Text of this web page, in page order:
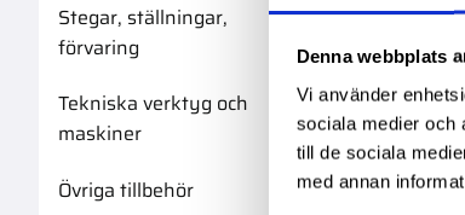
Denna webbplats
Vi använder
sociala medier och
till de sociala
med annan
Stegar, ställningar,
förvaring
Tekniska verktyg och
maskiner
Övriga tillbehör